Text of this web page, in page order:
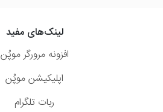
لینک‌های مفید
افزونه مرورگر موپُن
اپلیکیشن موپُن
ربات تلگرام